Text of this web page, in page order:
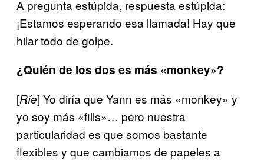
A pregunta estúpida, respuesta estúpida:
¡Estamos esperando esa llamada! Hay que
hilar todo de golpe.
¿Quién de los dos es más «monkey»?
[Ríe] Yo diría que Yann es más «monkey» y
yo soy más «fills»… pero nuestra
particularidad es que somos bastante
flexibles y que cambiamos de papeles a